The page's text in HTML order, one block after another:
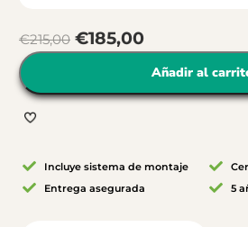
€215,00 €185,00
Añadir al
Incluye sistema de montaje
Entrega asegurada
5